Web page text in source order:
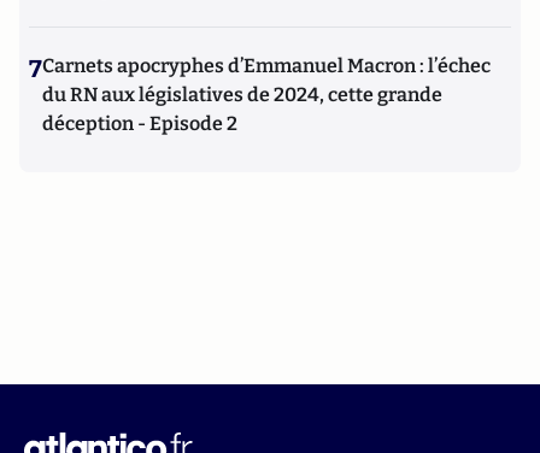
7Carnets apocryphes d’Emmanuel Macron : l’échec
du RN aux législatives de 2024, cette grande
déception - Episode 2